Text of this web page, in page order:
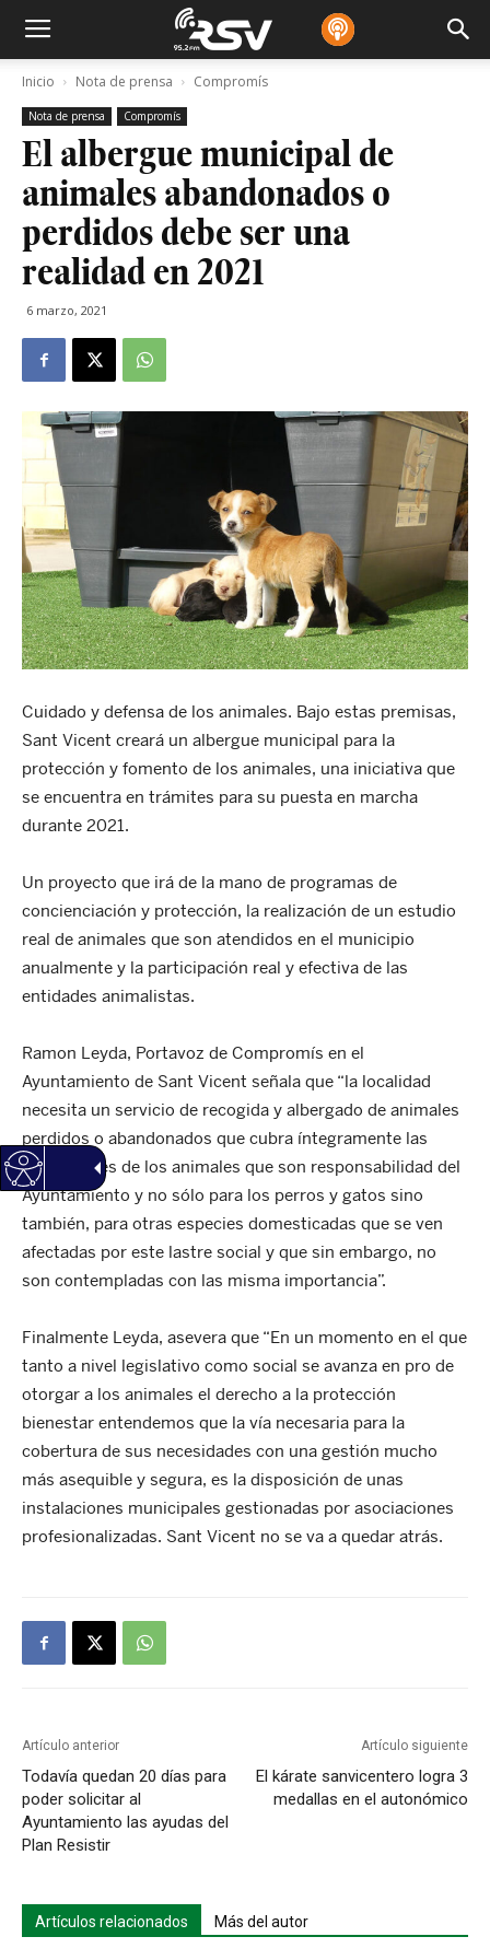
Inicio Nota de prensa Compromís
Nota de prensa Compromís
El albergue municipal de
animales abandonados o
perdidos debe ser una
realidad en 2021
6 marzo, 2021
Cuidado y defensa de los animales. Bajo estas premisas,
Sant Vicent creará un albergue municipal para la
protección y fomento de los animales, una iniciativa que
se encuentra en trámites para su puesta en marcha
durante 2021.
Un proyecto que irá de la mano de programas de
concienciación y protección, la realización de un estudio
real de animales que son atendidos en el municipio
anualmente y la participación real y efectiva de las
entidades animalistas.
Ramon Leyda, Portavoz de Compromís en el
Ayuntamiento de Sant Vicent señala que “la localidad
necesita un servicio de recogida y albergado de animales
perdidos o abandonados que cubra íntegramente las
necesidades de los animales que son responsabilidad del
Ayuntamiento y no sólo para los perros y gatos sino
también, para otras especies domesticadas que se ven
afectadas por este lastre social y que sin embargo, no
son contempladas con las misma importancia”.
Finalmente Leyda, asevera que “En un momento en el que
tanto a nivel legislativo como social se avanza en pro de
otorgar a los animales el derecho a la protección
bienestar entendemos que la vía necesaria para la
cobertura de sus necesidades con una gestión mucho
más asequible y segura, es la disposición de unas
instalaciones municipales gestionadas por asociaciones
profesionalizadas. Sant Vicent no se va a quedar atrás.
Artículo anterior
Todavía quedan 20 días para
poder solicitar al
Ayuntamiento las ayudas del
Plan Resistir
Artículo siguiente
El kárate sanvicentero logra 3
medallas en el autonómico
Artículos relacionados Más del autor